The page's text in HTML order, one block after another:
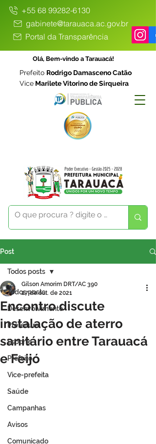
+55 68 99282-6130
gabinete@tarauaca.ac.gov.br
Portal da Transparência
Olá, Bem-vindo a Tarauacá!
Prefeito Rodrigo Damasceno Catão
Vice Marilete Vitorino de Sirqueira
Post
Todos posts
Desenvolvimento
Prefeitura
Esporte
Prefeito
Vice-prefeita
Saúde
Campanhas
Avisos
Comunicado
Todos posts
Encontro discute
instalação de aterro
sanitário entre Tarauacá
e Feijó
Gilson Amorim DRT/AC 390
27 de out. de 2021